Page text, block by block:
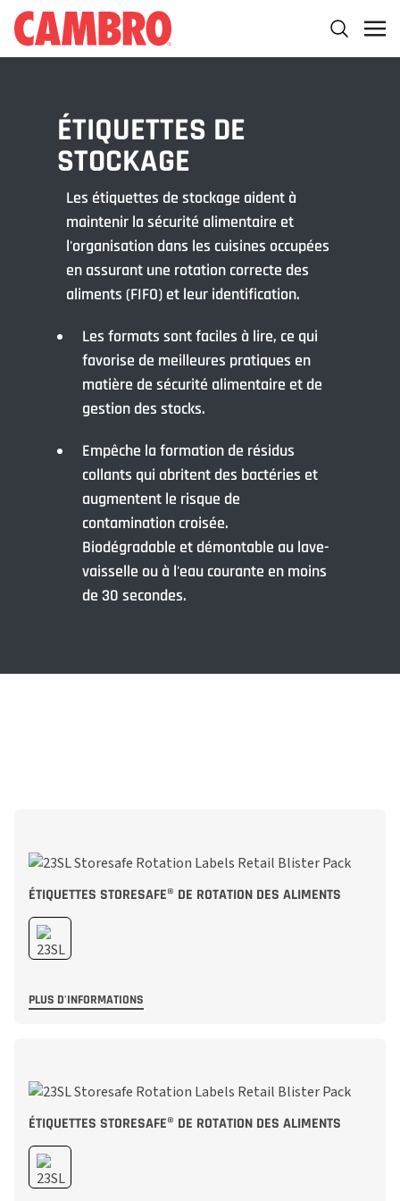
ÉTIQUETTES DE
STOCKAGE
Les étiquettes de stockage aident à
maintenir la sécurité alimentaire et
l'organisation dans les cuisines occupées
en assurant une rotation correcte des
aliments (FIFO) et leur identification.
Les formats sont faciles à lire, ce qui
favorise de meilleures pratiques en
matière de sécurité alimentaire et de
gestion des stocks.
Empêche la formation de résidus
collants qui abritent des bactéries et
augmentent le risque de
contamination croisée.
Biodégradable et démontable au lave-
vaisselle ou à l'eau courante en moins
de 30 secondes.
ÉTIQUETTES STORESAFE® DE ROTATION DES ALIMENTS
PLUS D'INFORMATIONS
ÉTIQUETTES STORESAFE® DE ROTATION DES ALIMENTS